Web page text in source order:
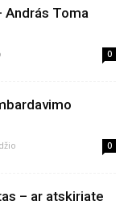
András Toma
0
0
– ar atskiriate